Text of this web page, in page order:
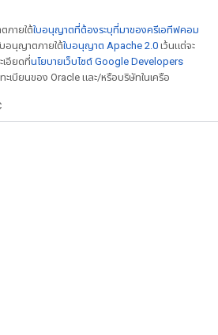
ภายใต้ใบอนุญาตที่ต้องระบุที่มาของครีเอทีฟคอม
อนุญาตภายใต้ใบอนุญาต Apache 2.0 เว้นแต่จะ
เอียดที่นโยบายเว็บไซต์ Google Developers
ะเบียนของ Oracle และ/หรือบริษัทในเครือ